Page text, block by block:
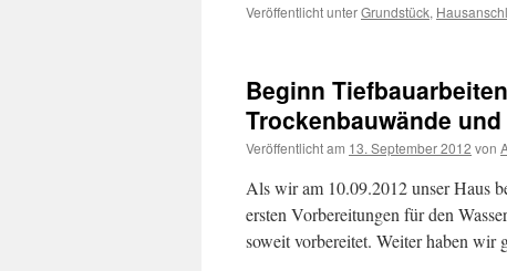
Veröffentlicht unterGrundstück,
Beginn
Trockenbauwände
Veröffentlicht am 13. September 2012 von
Als wir am 10.09.2012 unser Haus
ersten Vorbereitungen für den
soweit vorbereitet. Weiter haben wir